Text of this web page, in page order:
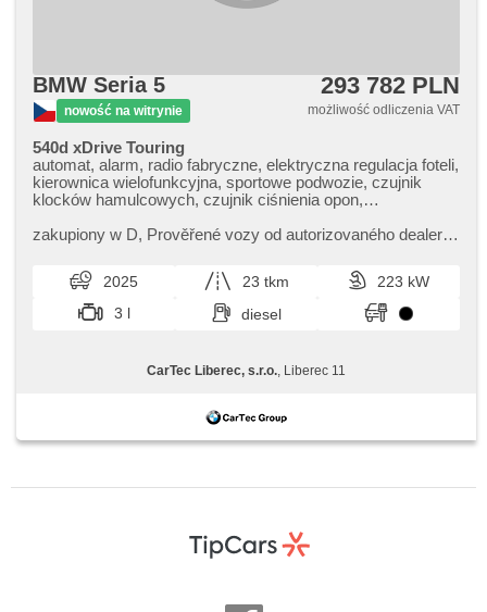
BMW Seria 5
nowość na witrynie
293 782 PLN
możliwość odliczenia VAT
540d xDrive Touring
automat, alarm, radio fabryczne, elektryczna regulacja foteli,
kierownica wielofunkcyjna, sportowe podwozie, czujnik
klocków hamulcowych, czujnik ciśnienia opon,
klimatyzacja, el. tažné zařízení, bezklíčové odemykání,
podgrzewane fotele, LED denní svícení
zakupiony w D,​ Prověřené vozy od autorizovaného dealera
prodejce nebo nás...
2025 23 tkm
223 kW
3 l
diesel
CarTec Liberec, s.r.o. , Liberec 11